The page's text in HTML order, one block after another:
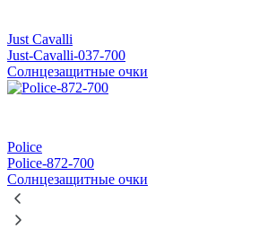
Just Cavalli
Just-Cavalli-037-700
Солнцезащитные очки
Police
Police-872-700
Солнцезащитные очки